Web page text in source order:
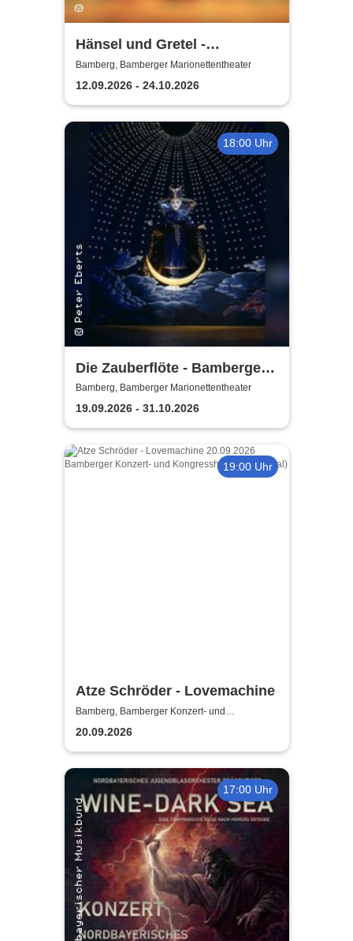
Hänsel und Gretel -
Bamberger
Marionettentheater
Bamberg, Bamberger Marionettentheater
12.09.2026 - 24.10.2026
18:00 Uhr
Die Zauberflöte - Bamberger
Marionettentheater
Bamberg, Bamberger Marionettentheater
19.09.2026 - 31.10.2026
19:00 Uhr
Atze Schröder - Lovemachine
Bamberg, Bamberger Konzert- und
Kongresshalle (Hegelsaal)
20.09.2026
17:00 Uhr